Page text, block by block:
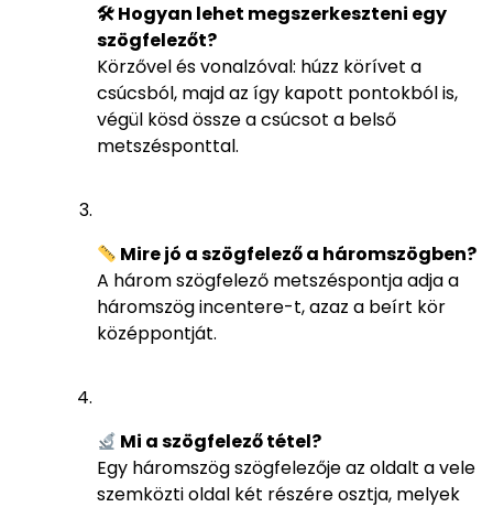
🛠 Hogyan lehet megszerkeszteni egy
szögfelezőt?
Körzővel és vonalzóval: húzz körívet a
csúcsból, majd az így kapott pontokból is,
végül kösd össze a csúcsot a belső
metszésponttal.
Mire jó a szögfelező a háromszögben?
A három szögfelező metszéspontja adja a
háromszög incentere-t, azaz a beírt kör
középpontját.
Mi a szögfelező tétel?
Egy háromszög szögfelezője az oldalt a vele
szemközti oldal két részére osztja, melyek